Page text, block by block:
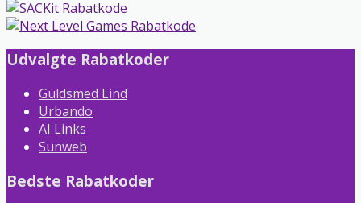
Udvalgte Rabatkoder
Guldsmed Lind
Urbando
AI Links
Sunweb
Bedste Rabatkoder